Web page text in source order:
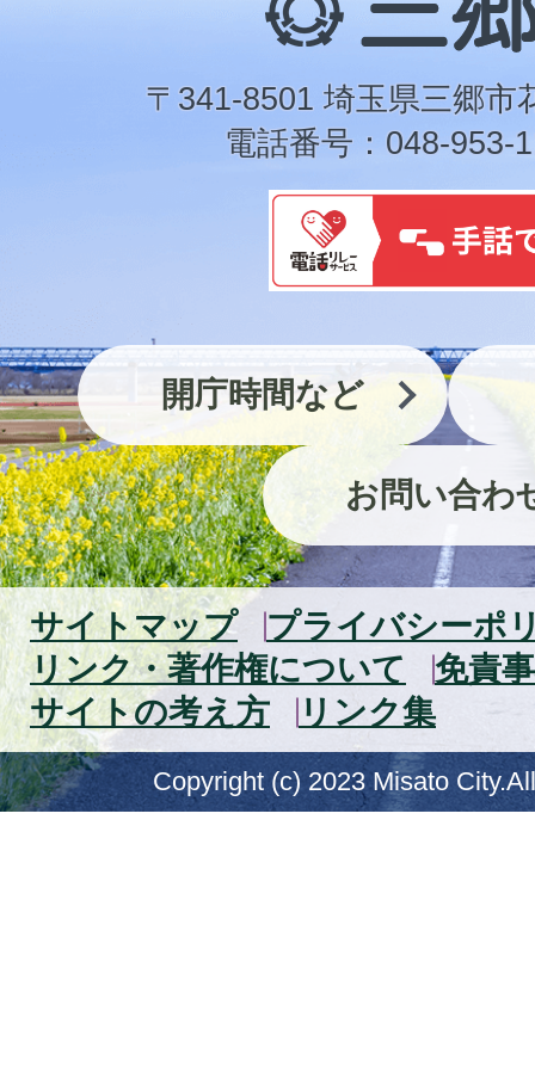
郷
市
〒341-8501 埼玉県三郷市
電話番号：048-953-
開庁時間など
お問い合わ
サイトマップ
プライバシーポ
リンク・著作権について
免責
サイトの考え方
リンク集
Copyright (c) 2023 Misato